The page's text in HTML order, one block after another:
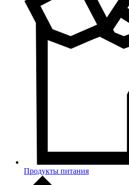
Продукты питания